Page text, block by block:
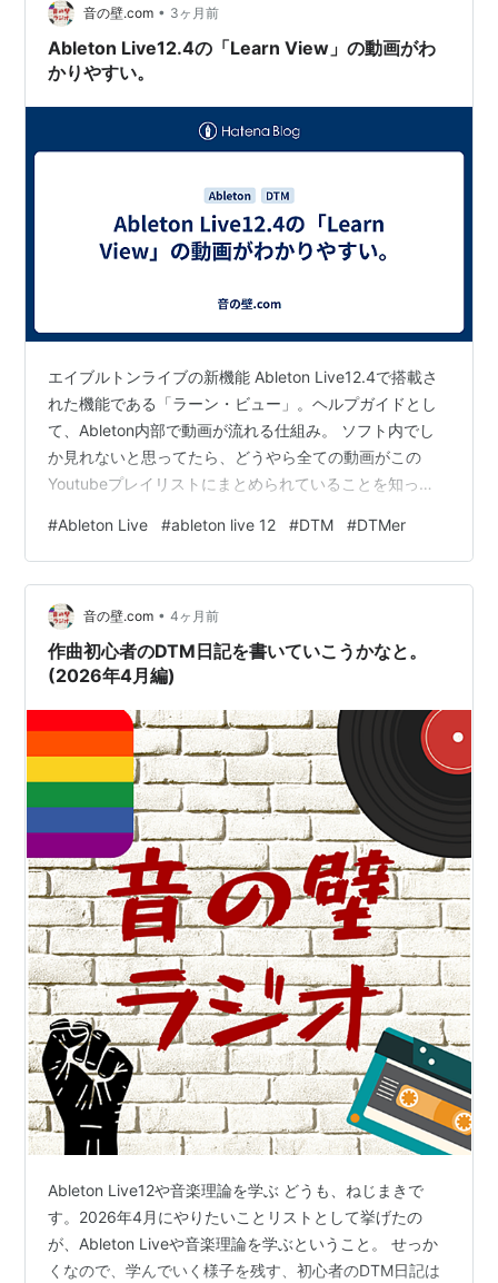
音の壁.com • 3ヶ月前
Ableton Live12.4の「Learn View」の動画がわ
かりやすい。
エイブルトンライブの新機能 Ableton Live12.4で搭載さ
れた機能である「ラーン・ビュー」。ヘルプガイドとし
て、Ableton内部で動画が流れる仕組み。 ソフト内でし
か見れないと思ってたら、どうやら全ての動画がこの
Youtubeプレイリストにまとめられていることを知っ
Playing with Live12 www.youtube.com セッションビュ
ーの使い方、公式動画なだけあってかなりわかりやす
い。 こちらもいい感じだった。 www.youtube.com 「表
示」→「セカンドウィンドウ」を…
#Ableton Live #ableton live 12 #DTM #DTMer
音の壁.com • 4ヶ月前
作曲初心者のDTM日記を書いていこうかなと。
(2026年4月編)
Ableton Live12や音楽理論を学ぶ どうも、ねじまきで
す。2026年4月にやりたいことリストとして挙げたの
が、Ableton Liveや音楽理論を学ぶということ。 せっか
くなので、学んでいく様子を残す、初心者のDTM日記は